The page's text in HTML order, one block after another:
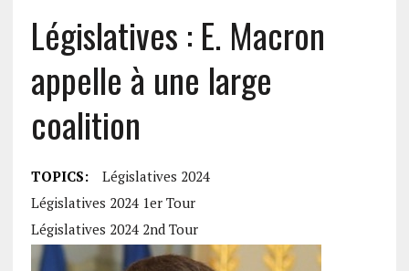
Législatives : E. Macron
appelle à une large
coalition
TOPICS:
Législatives 2024
Législatives 2024 1er Tour
Législatives 2024 2nd Tour